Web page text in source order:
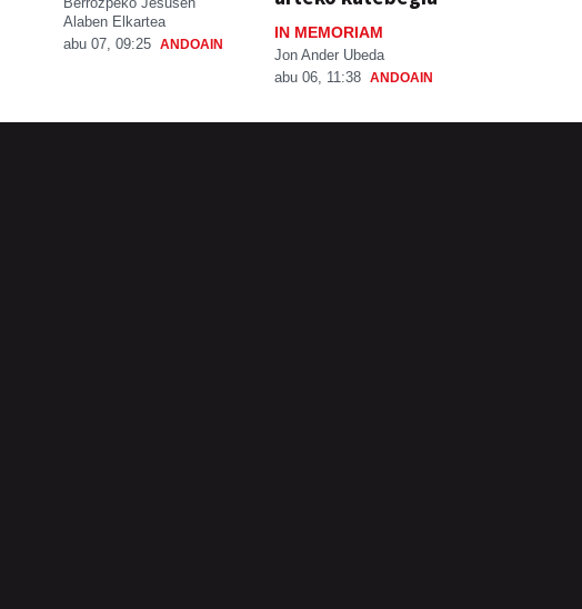
Alaben Elkartea
abu 07, 09:25 ANDOAIN
IN MEMORIAM
Jon Ander Ubeda
abu 06, 11:38 ANDOAIN